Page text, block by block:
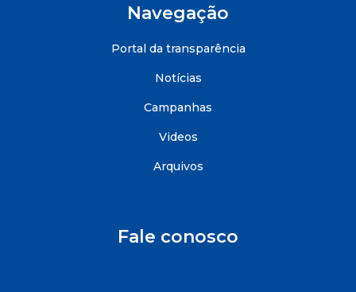
Navegação
Portal da transparência
Notícias
Campanhas
Videos
Arquivos
Fale conosco